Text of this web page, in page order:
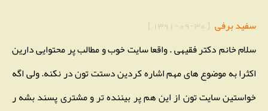
سفید برفی [
1391-09-30
]
سلام خانم دکتر فقیهی . واقعا سایت خوب و مطالب پر محتوایی دارین
اکثرا به موضوع های مهم اشاره کردین دستت تون در نکنه. ولی اگه
خواستین سایت تون از این هم پر بیننده تر و مشتری پسند بشه ر